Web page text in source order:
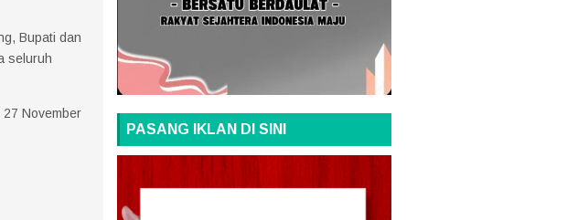
Bupati dan
seluruh
November
PASANG IKLAN DI SINI